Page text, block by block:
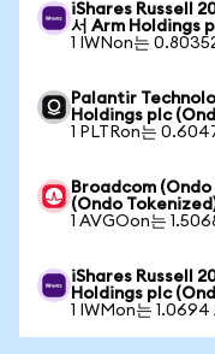
iShares Russell
서 Arm Holdings
1 IWNon는
Palantir
Holdings plc
1 PLTRon는
Broadcom
(Ondo
1 AVGOon는
iShares Russell
Holdings plc
1 IWMon는